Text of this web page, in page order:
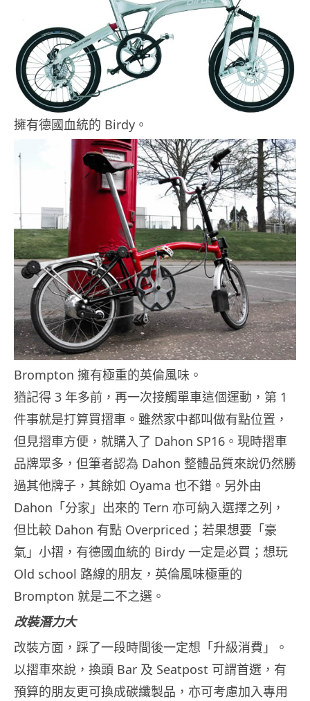
擁有德國血統的 Birdy。
Brompton 擁有極重的英倫風味。
猶記得 3 年多前，再一次接觸單車這個運動，第 1
件事就是打算買摺車。雖然家中都叫做有點位置，
但見摺車方便，就購入了 Dahon SP16。現時摺車
品牌眾多，但筆者認為 Dahon 整體品質來說仍然勝
過其他牌子，其餘如 Oyama 也不錯。另外由
Dahon「分家」出來的 Tern 亦可納入選擇之列，
但比較 Dahon 有點 Overpriced；若果想要「豪
氣」小摺，有德國血統的 Birdy 一定是必買；想玩
Old school 路線的朋友，英倫風味極重的
Brompton 就是二不之選。
改裝潛力大
改裝方面，踩了一段時間後一定想「升級消費」。
以摺車來說，換頭 Bar 及 Seatpost 可謂首選，有
預算的朋友更可換成碳纖製品，亦可考慮加入專用